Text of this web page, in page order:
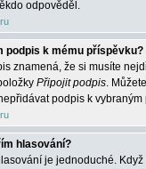
odpověděl.
podpis k mému příspěvku?
znamená, že si musíte
Připojit podpis.
podpis k
hlasování?
je jednoduché.